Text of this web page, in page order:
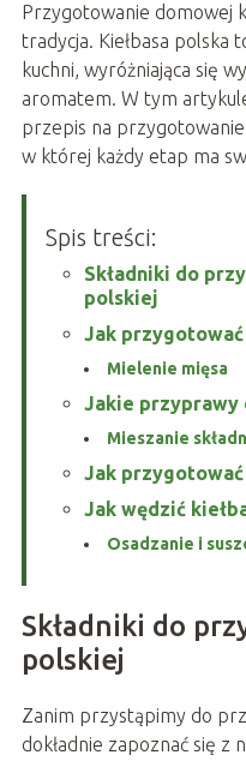
Przygotowanie domowej
tradycja. Kiełbasa polska
kuchni, wyróżniająca się
aromatem. W tym
przepis na
w której każdy etap ma
Spis treści:
Składniki do
polskiej
Jak przygotować
Mielenie mięsa
Jakie przyprawy
Mieszanie
Jak
Jak wędzić
Osadzanie i
Składniki do
polskiej
Zanim przystąpimy do
dokładnie zapoznać się z